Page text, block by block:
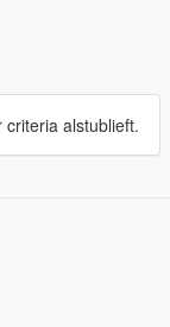
alstublieft.